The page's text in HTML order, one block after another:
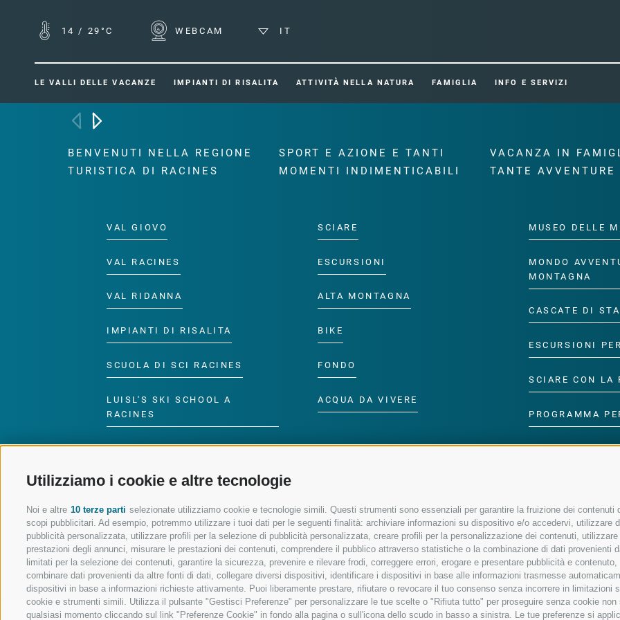
Utilizziamo i cookie e altre tecnologie
Noi e altre 10 terze parti selezionate utilizziamo cookie e tecnologie simili. Questi strumenti sono essenziali per garantire la fruizione dei
scopi pubblicitari. Ad esempio, potremmo utilizzare i tuoi dati per le seguenti finalità: archiviare informazioni su dispositivo e/o accedervi, utilizzare
pubblicità personalizzata, utilizzare profili per la selezione di pubblicità personalizzata, creare profili per la personalizzazione dei contenuti,
prestazioni degli annunci, misurare le prestazioni dei contenuti, comprendere il pubblico attraverso statistiche o la combinazione di dati
limitati per la selezione dei contenuti, garantire la sicurezza, prevenire e rilevare frodi, correggere errori, erogare e presentare pubblicità e
combinare dati provenienti da altre fonti di dati, collegare diversi dispositivi, identificare i dispositivi in base alle informazioni trasmesse
dispositivi in base a informazioni richieste attivamente. Puoi liberamente prestare, rifiutare o revocare il tuo consenso senza incorrere in
cookie e strumenti simili. Utilizza il pulsante "Gestisci Preferenze" per personalizzare le tue scelte o "Rifiuta tutto" per proseguire senza cookie
qualsiasi momento cliccando sul link "Preferenze Cookie" in fondo alla pagina o sull'icona dello scudo in basso a sinistra. Le tue preferenze si
14 / 29°C WEBCAM IT
LE VALLI DELLE VACANZE IMPIANTI DI RISALITA ATTIVITÀ NELLA NATURA FAMIGLIA INFO E SERVIZI
BENVENUTI NELLA REGIONE
TURISTICA DI RACINES
VAL GIOVO
VAL RACINES
VAL RIDANNA
IMPIANTI DI RISALITA
SCUOLA DI SCI RACINES
LUISL'S SKI SCHOOL A
RACINES
SPORT E AZIONE E TANTI
MOMENTI INDIMENTICABILI
SCIARE
ESCURSIONI
ALTA MONTAGNA
BIKE
FONDO
ACQUA DA VIVERE
VACANZA IN
TANTE AVVENTURE
MUSEO DELLE
MONDO
MONTAGNA
CASCATE DI
ESCURSIONI
SCIARE CON LA
PROGRAMMA
SEGUICI SUI SOCIAL